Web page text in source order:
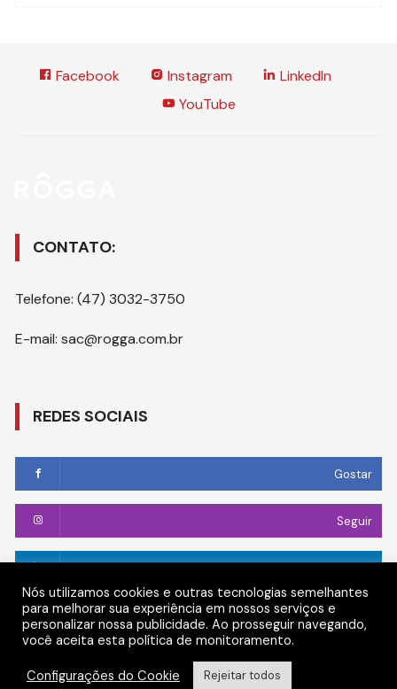
Facebook Instagram
LinkedIn
YouTube
CONTATO:
Telefone: (47) 3032-3750
E-mail: sac@rogga.com.br
REDES SOCIAIS
Gostar
Seguir
Nós utilizamos cookies e outras tecnologias semelhantes
para melhorar sua experiência em nossos serviços e
personalizar nossa publicidade. Ao prosseguir navegando,
você aceita esta política de monitoramento.
Configurações do Cookie
Rejeitar todos